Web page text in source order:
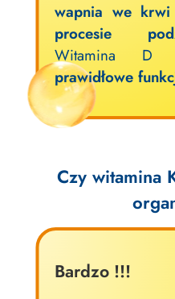
wapnia we
procesie
Witamina D
prawidłowe
Czy witamina
Bardzo !!!